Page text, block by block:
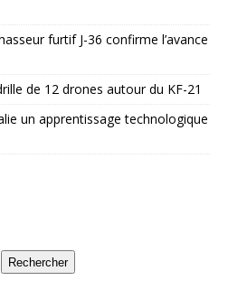
furtif J-36 confirme l’avance
de 12 drones autour du KF-21
un apprentissage technologique
Rechercher